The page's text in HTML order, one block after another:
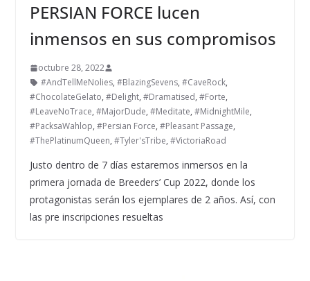
PERSIAN FORCE lucen
inmensos en sus compromisos
octubre 28, 2022
#AndTellMeNolies, #BlazingSevens, #CaveRock,
#ChocolateGelato, #Delight, #Dramatised, #Forte,
#LeaveNoTrace, #MajorDude, #Meditate, #MidnightMile,
#PacksaWahlop, #Persian Force, #Pleasant Passage,
#ThePlatinumQueen, #Tyler'sTribe, #VictoriaRoad
Justo dentro de 7 días estaremos inmersos en la
primera jornada de Breeders’ Cup 2022, donde los
protagonistas serán los ejemplares de 2 años. Así, con
las pre inscripciones resueltas